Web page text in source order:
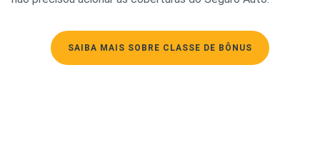
SAIBA MAIS SOBRE CLASSE DE BÔNUS